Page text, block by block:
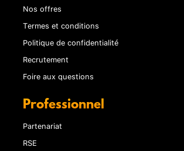
Nos offres
Termes et conditions
Politique de confidentialité
Recrutement
Foire aux questions
Professionnel
Partenariat
RSE